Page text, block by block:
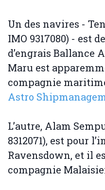
Un des navires -
IMO 9317080) - est
d’engrais Ballance
Maru est
compagnie
Astro
L’autre, Alam
8312071), est pour
Ravensdown, et il
compagnie